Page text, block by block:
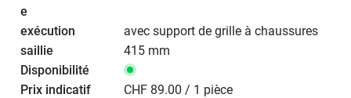
avec support de grille à chaussures
415 mm
CHF 89.00 / 1 pièce